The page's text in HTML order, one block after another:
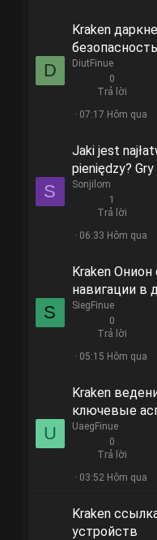
D
Kraken
DiutFinue
0
Trả lời
07:17 Hôm qua
S
Jaki jest
pieniędzy?
Sonjilom
1
Trả lời
06:33 Hôm qua
S
Kraken
навигации в
SiegFinue
0
Trả lời
05:15 Hôm qua
U
Kraken
ключевые
UaegFinue
0
Trả lời
03:52 Hôm qua
Kraken
устройств